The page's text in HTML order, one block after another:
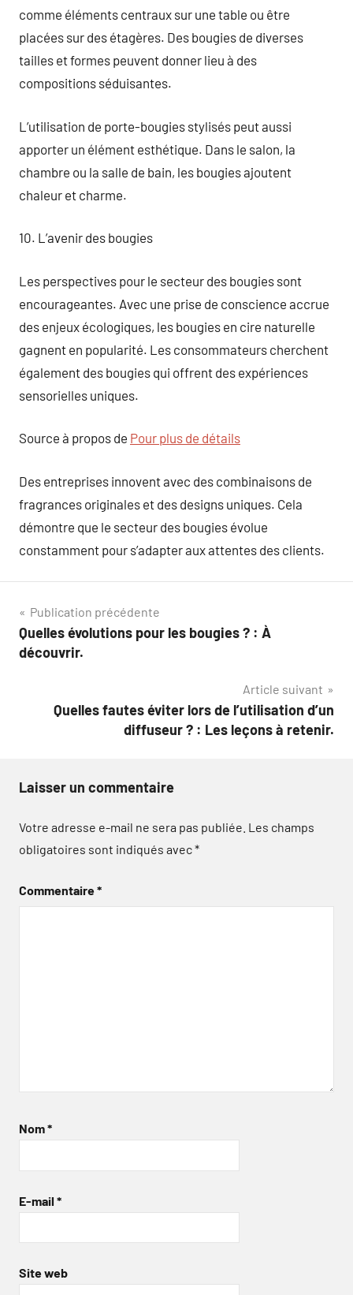
comme éléments centraux sur une table ou être
placées sur des étagères. Des bougies de diverses
tailles et formes peuvent donner lieu à des
compositions séduisantes.
L’utilisation de porte-bougies stylisés peut aussi
apporter un élément esthétique. Dans le salon, la
chambre ou la salle de bain, les bougies ajoutent
chaleur et charme.
10. L’avenir des bougies
Les perspectives pour le secteur des bougies sont
encourageantes. Avec une prise de conscience accrue
des enjeux écologiques, les bougies en cire naturelle
gagnent en popularité. Les consommateurs cherchent
également des bougies qui offrent des expériences
sensorielles uniques.
Source à propos de Pour plus de détails
Des entreprises innovent avec des combinaisons de
fragrances originales et des designs uniques. Cela
démontre que le secteur des bougies évolue
constamment pour s’adapter aux attentes des clients.
Navigation
de
Publication précédente
Quelles évolutions pour les bougies ? : À
découvrir.
Article suivant
Quelles fautes éviter lors de l’utilisation d’un
diffuseur ? : Les leçons à retenir.
Laisser un commentaire
Votre adresse e-mail ne sera pas publiée. Les champs
obligatoires sont indiqués avec*
Commentaire*
Nom*
E-mail *
Site web